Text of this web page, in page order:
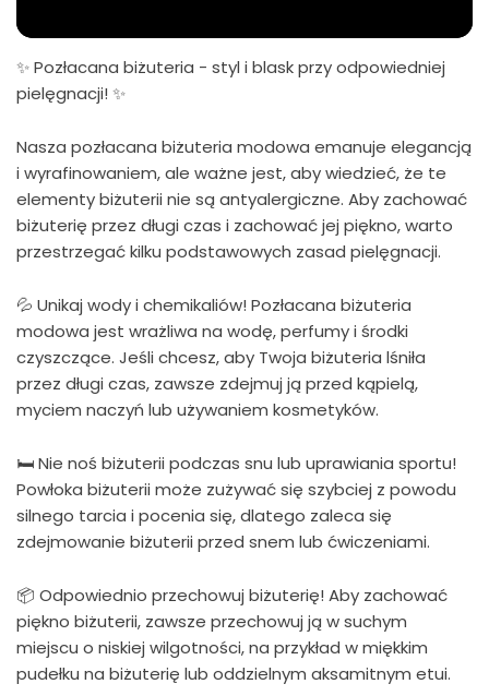
✨ Pozłacana biżuteria - styl i blask przy odpowiedniej
pielęgnacji! ✨
Nasza pozłacana biżuteria modowa emanuje elegancją
i wyrafinowaniem, ale ważne jest, aby wiedzieć, że te
elementy biżuterii nie są antyalergiczne. Aby zachować
biżuterię przez długi czas i zachować jej piękno, warto
przestrzegać kilku podstawowych zasad pielęgnacji.
💦 Unikaj wody i chemikaliów! Pozłacana biżuteria
modowa jest wrażliwa na wodę, perfumy i środki
czyszczące. Jeśli chcesz, aby Twoja biżuteria lśniła
przez długi czas, zawsze zdejmuj ją przed kąpielą,
myciem naczyń lub używaniem kosmetyków.
🛏 Nie noś biżuterii podczas snu lub uprawiania sportu!
Powłoka biżuterii może zużywać się szybciej z powodu
silnego tarcia i pocenia się, dlatego zaleca się
zdejmowanie biżuterii przed snem lub ćwiczeniami.
📦 Odpowiednio przechowuj biżuterię! Aby zachować
piękno biżuterii, zawsze przechowuj ją w suchym
miejscu o niskiej wilgotności, na przykład w miękkim
pudełku na biżuterię lub oddzielnym aksamitnym etui.